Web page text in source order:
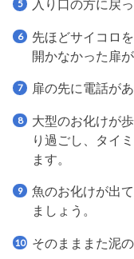
入り口の方に戻
先ほどサイコロ
開かなかった扉
扉の先に電話が
大型のお化けが
り過ごし、タイ
ます。
魚のお化けが出
ましょう。
そのまままた泥